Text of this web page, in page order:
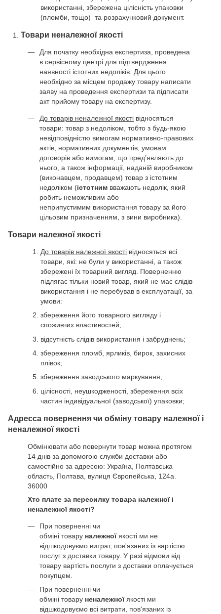
використанні, збережена цілісність упаковки
(пломби, тощо) та розрахунковий документ.
Товари неналежної якості
Для початку необхідна експертиза, проведена
в сервісному центрі для підтвердження
наявності істотних недоліків. Для цього
необхідно за місцем продажу товару написати
заяву на проведення експертизи та підписати
акт прийому товару на експертизу.
До товарів неналежної якості відносяться
товари: товар з недоліком, тобто з будь-якою
невідповідністю вимогам нормативно-правових
актів, нормативних документів, умовам
договорів або вимогам, що пред’являють до
нього, а також інформації, наданій виробником
(виконавцем, продавцем) товар з істотним
недоліком (істотним вважають недолік, який
робить неможливим або
неприпустимим використання товару за його
цільовим призначенням, з вини виробника).
Товари належної якості
До товарів належної якості відносяться всі
товари, які: не були у використанні, а також
збережені їх товарний вигляд. Поверненню
підлягає тільки новий товар, який не має слідів
використання і не перебував в експлуатації, за
умови:
збереження його товарного вигляду і
споживчих властивостей;
відсутність слідів використання і забруднень;
збереження пломб, ярликів, бирок, захисних
плівок;
збереження заводського маркування;
цілісності, неушкодженості, збереження всіх
частин індивідуальної (заводської) упаковки;
Адресса повернення чи обміну товару належної і
неналежної якості
Обмінювати або повернути товар можна протягом
14 днів за допомогою служби доставки або
самостійно за адресою: Україна, Полтавська
область, Полтава, вулиця Європейська, 124а.
36000
Хто плате за пересилку товара належної і
неналежної якості?
При поверненні чи
обміні товару належноїякості ми не
відшкодовуємо витрат, пов'язаних із вартістю
послуг з доставки товару. У разі відмови від
товару вартість послуги з доставки оплачується
покупцем.
При поверненні чи
обміні товару неналежноїякості ми
відшкодовуємо всі витрати, пов'язаних із